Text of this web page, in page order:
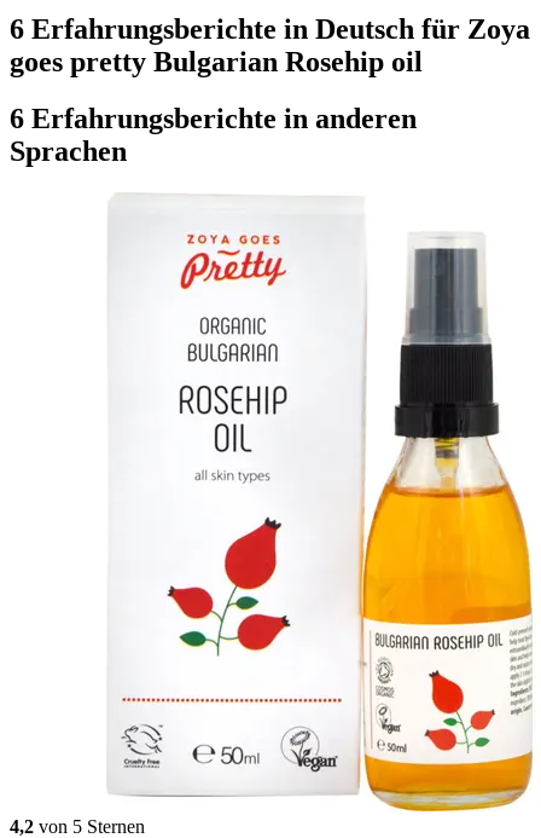
6 Erfahrungsberichte in Deutsch für Zoya
goes pretty Bulgarian Rosehip oil
6 Erfahrungsberichte in anderen
Sprachen
4,2 von 5 Sternen